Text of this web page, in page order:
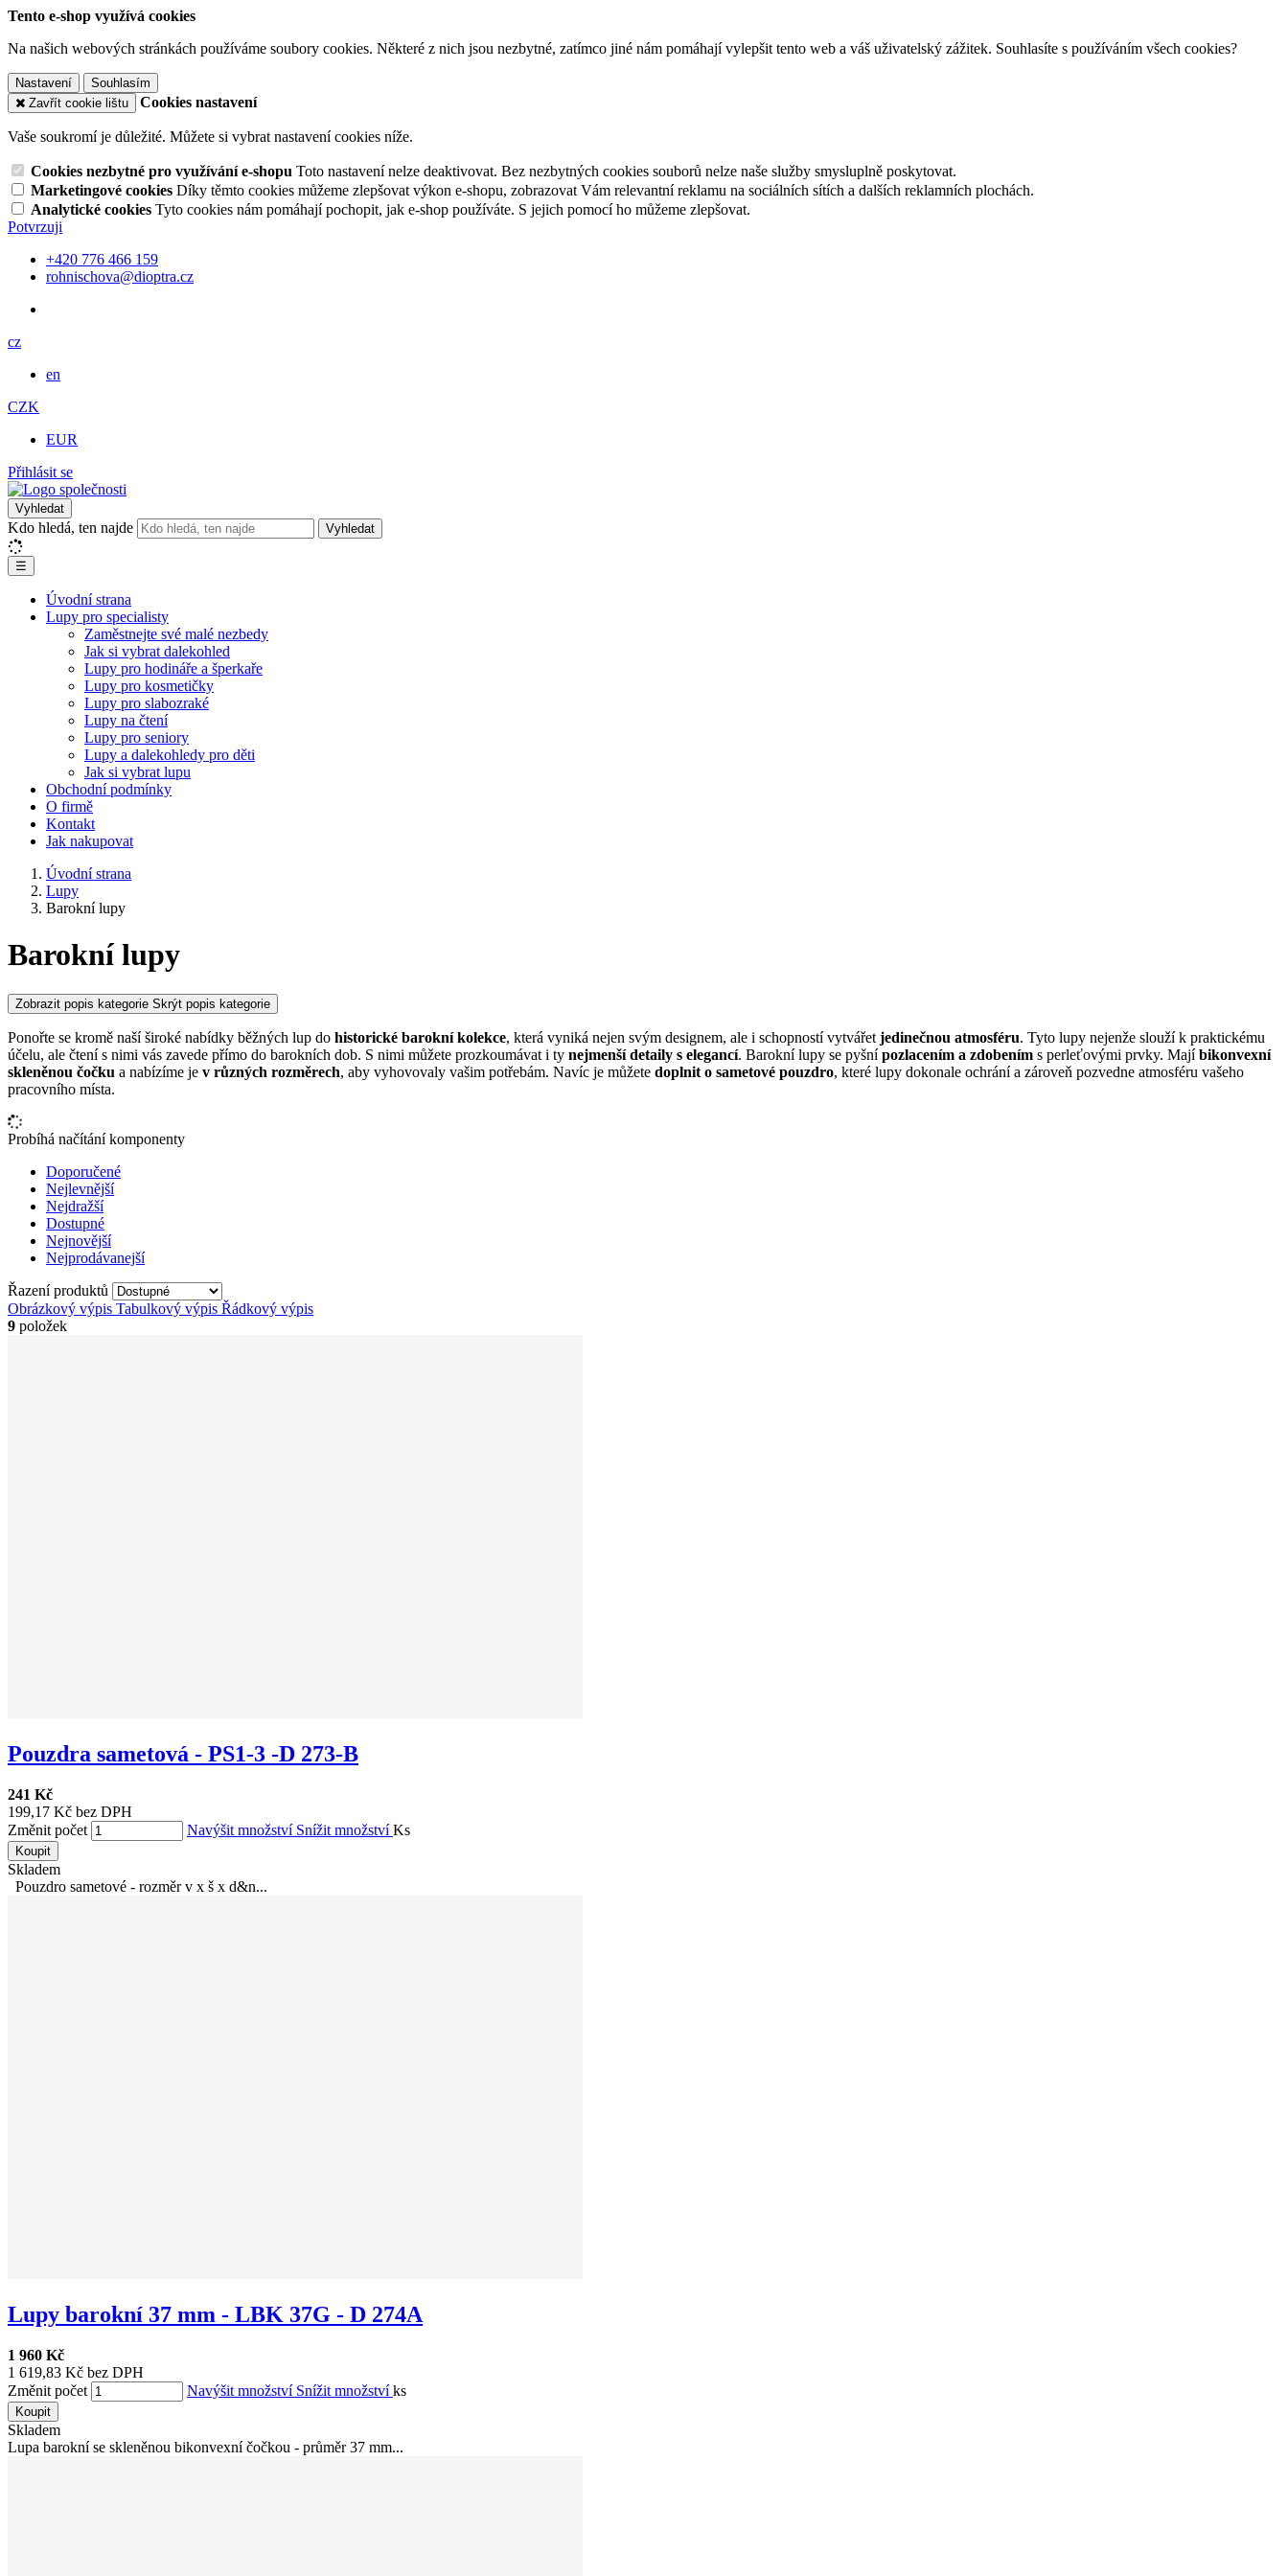
Tento e-shop využívá cookies
Na našich webových stránkách používáme soubory cookies. Některé z nich jsou nezbytné, zatímco jiné nám pomáhají vylepšit tento web a váš uživatelský zážitek. Souhlasíte s používáním všech cookies?
Nastavení
Souhlasím
Zavřít cookie lištu
Cookies nastavení
Vaše soukromí je důležité. Můžete si vybrat nastavení cookies níže.
Cookies nezbytné pro využívání e-shopu Toto nastavení nelze deaktivovat. Bez nezbytných cookies souborů nelze naše služby smysluplně poskytovat.
Marketingové cookies Díky těmto cookies můžeme zlepšovat výkon e-shopu, zobrazovat Vám relevantní reklamu na sociálních sítích a dalších reklamních plochách.
Analytické cookies Tyto cookies nám pomáhají pochopit, jak e-shop používáte. S jejich pomocí ho můžeme zlepšovat.
Potvrzuji
+420 776 466 159
rohnischova@dioptra.cz
cz
en
CZK
EUR
Přihlásit se
Vyhledat
Kdo hledá, ten najde Vyhledat
☰
Úvodní strana
Lupy pro specialisty
Zaměstnejte své malé nezbedy
Jak si vybrat dalekohled
Lupy pro hodináře a šperkaře
Lupy pro kosmetičky
Lupy pro slabozraké
Lupy na čtení
Lupy pro seniory
Lupy a dalekohledy pro děti
Jak si vybrat lupu
Obchodní podmínky
O firmě
Kontakt
Jak nakupovat
Úvodní strana
Lupy
Barokní lupy
Barokní lupy
Zobrazit popis kategorie Skrýt popis kategorie
Ponořte se kromě naší široké nabídky běžných lup do historické barokní kolekce, která vyniká nejen svým designem, ale i schopností vytvářet jedinečnou atmosféru. Tyto lupy nejenže slouží k praktickému
účelu, ale čtení s nimi vás zavede přímo do barokních dob. S nimi můžete prozkoumávat i ty nejmenší detaily s elegancí. Barokní lupy se pyšnípozlacením a zdobením s perleťovými prvky. Majíbikonvexní
skleněnou čočku a nabízíme je v různých rozměrech, aby vyhovovaly vašim potřebám. Navíc je můžete doplnit o sametové pouzdro, které lupy dokonale ochrání a zároveň pozvedne atmosféru vašeho
pracovního místa.
Probíhá načítání komponenty
Doporučené
Nejlevnější
Nejdražší
Dostupné
Nejnovější
Nejprodávanejší
Řazení produktů
Obrázkový výpis Tabulkový výpis Řádkový výpis
9 položek
Pouzdra sametová - PS1-3 -D 273-B
241 Kč
199,17 Kč bez DPH
Změnit počet
Navýšit množství Snížit množstvíKs
Koupit
Skladem
Pouzdro sametové - rozměr v x š x d&n...
Lupy barokní 37 mm - LBK 37G - D 274A
1 960 Kč
1 619,83 Kč bez DPH
Změnit počet
Navýšit množství Snížit množstvíks
Koupit
Skladem
Lupa barokní se skleněnou bikonvexní čočkou - průměr 37 mm...